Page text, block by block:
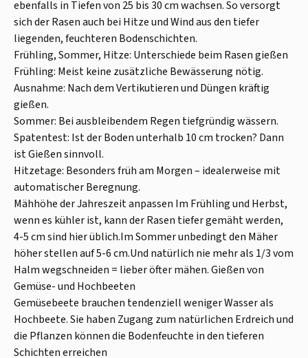
ebenfalls in Tiefen von 25 bis 30 cm wachsen. So versorgt
sich der Rasen auch bei Hitze und Wind aus den tiefer
liegenden, feuchteren Bodenschichten.
Frühling, Sommer, Hitze: Unterschiede beim Rasen gießen
Frühling: Meist keine zusätzliche Bewässerung nötig.
Ausnahme: Nach dem Vertikutieren und Düngen kräftig
gießen.
Sommer: Bei ausbleibendem Regen tiefgründig wässern.
Spatentest: Ist der Boden unterhalb 10 cm trocken? Dann
ist Gießen sinnvoll.
Hitzetage: Besonders früh am Morgen – idealerweise mit
automatischer Beregnung.
Mähhöhe der Jahreszeit anpassen Im Frühling und Herbst,
wenn es kühler ist, kann der Rasen tiefer gemäht werden,
4-5 cm sind hier üblich.Im Sommer unbedingt den Mäher
höher stellen auf 5-6 cm.Und natürlich nie mehr als 1/3 vom
Halm wegschneiden = lieber öfter mähen. Gießen von
Gemüse- und Hochbeeten
Gemüsebeete brauchen tendenziell weniger Wasser als
Hochbeete. Sie haben Zugang zum natürlichen Erdreich und
die Pflanzen können die Bodenfeuchte in den tieferen
Schichten erreichen